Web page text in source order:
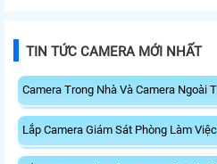
TIN TỨC CAMERA MỚI NHẤT
Camera Trong Nhà Và Camera Ngoài
Lắp Camera Giám Sát Phòng Làm Việc